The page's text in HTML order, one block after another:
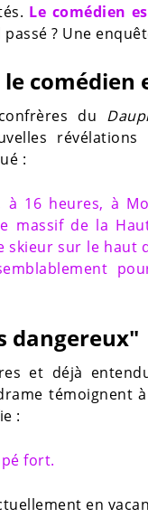
Le comédien
passé ? Une
du
révélations
:
à 16 heures, à
massif de la
skieur sur le haut
dangereux"
et déjà
témoignent
:
fort.
en